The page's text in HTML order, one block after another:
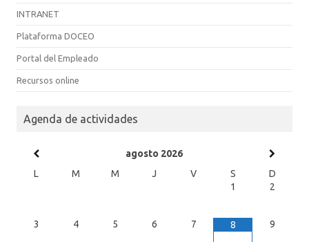
INTRANET
Plataforma DOCEO
Portal del Empleado
Recursos online
Agenda de actividades
agosto 2026
L
M M J V S
D
1
2
3 4 5 6 7 8 9